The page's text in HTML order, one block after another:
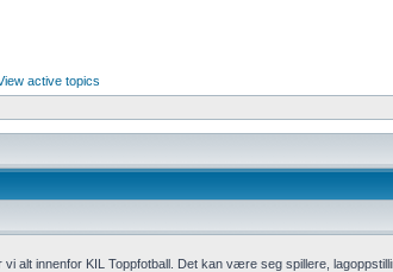
active topics
vi alt innenfor KIL Toppfotball. Det kan være seg spillere,